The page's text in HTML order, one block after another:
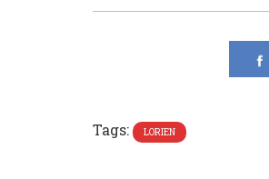
Tags: LORIEN